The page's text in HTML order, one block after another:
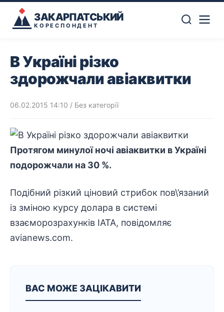
ЗАКАРПАТСЬКИЙ
КОРЕСПОНДЕНТ
В Україні різко
здорожчали авіаквитки
06.02.2015 14:10 / Без категорії
Протягом минулої ночі авіаквитки в Україні
подорожчали на 30 %.
Подібний різкий ціновий стрибок пов\’язаний
із зміною курсу долара в системі
взаєморозрахунків IATA, повідомляє
avianews.com.
ВАС МОЖЕ ЗАЦІКАВИТИ